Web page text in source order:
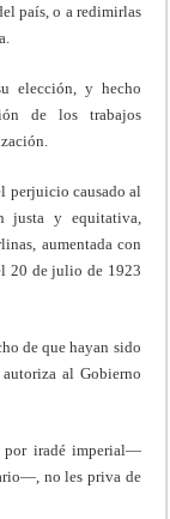
país, o a redimirlas
y hecho
de los trabajos
perjuicio causado al
justa y equitativa,
aumentada con
20 de julio de 1923
de que hayan sido
al Gobierno
por iradé imperial—
no les priva de